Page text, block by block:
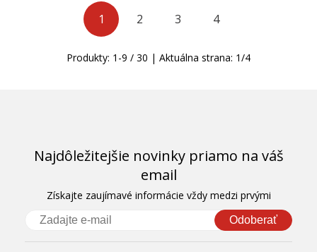
1 2 3 4
Produkty: 1 -9 / 30 | Aktuálna strana: 1/4
Najdôležitejšie novinky priamo na váš
email
Získajte zaujímavé informácie vždy medzi prvými
Odoberať